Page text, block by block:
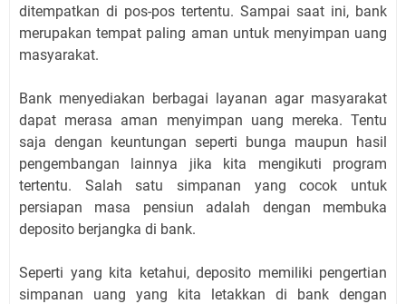
ditempatkan di pos-pos tertentu. Sampai saat ini, bank
merupakan tempat paling aman untuk menyimpan uang
masyarakat.
Bank menyediakan berbagai layanan agar masyarakat
dapat merasa aman menyimpan uang mereka. Tentu
saja dengan keuntungan seperti bunga maupun hasil
pengembangan lainnya jika kita mengikuti program
tertentu. Salah satu simpanan yang cocok untuk
persiapan masa pensiun adalah dengan membuka
deposito berjangka di bank.
Seperti yang kita ketahui, deposito memiliki pengertian
simpanan uang yang kita letakkan di bank dengan